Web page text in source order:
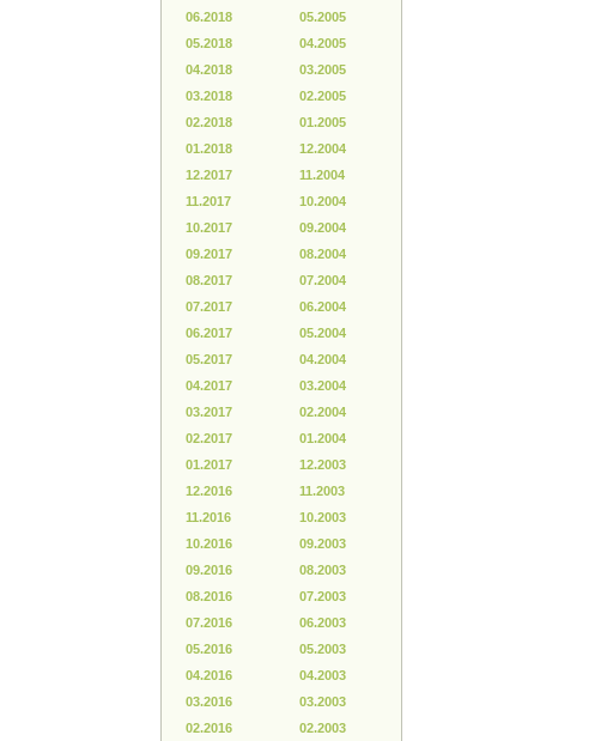
06.2018
05.2018
04.2018
03.2018
02.2018
01.2018
12.2017
11.2017
10.2017
09.2017
08.2017
07.2017
06.2017
05.2017
04.2017
03.2017
02.2017
01.2017
12.2016
11.2016
10.2016
09.2016
08.2016
07.2016
05.2016
04.2016
03.2016
02.2016
05.2005
04.2005
03.2005
02.2005
01.2005
12.2004
11.2004
10.2004
09.2004
08.2004
07.2004
06.2004
05.2004
04.2004
03.2004
02.2004
01.2004
12.2003
11.2003
10.2003
09.2003
08.2003
07.2003
06.2003
05.2003
04.2003
03.2003
02.2003